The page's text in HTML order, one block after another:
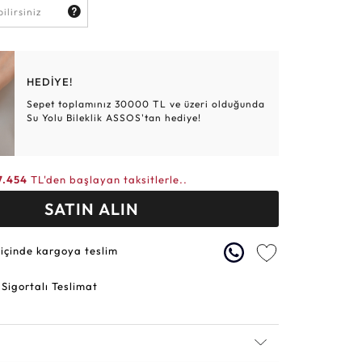
Elmas Bilezikler
Altın Tesbihler
Altın Hasır Setler
Violet
HEDİYE!
Sepet toplamınız 30000 TL ve üzeri olduğunda
Su Yolu Bileklik ASSOS'tan hediye!
TL'den başlayan taksitlerle..
SATIN ALIN
kargoya teslim
Teslimat